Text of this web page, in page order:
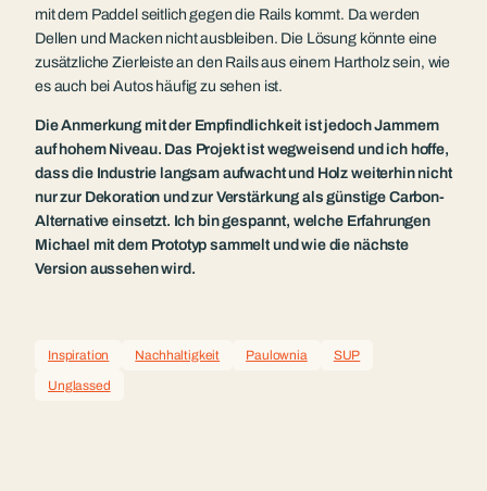
mit dem Paddel seitlich gegen die Rails kommt. Da werden
Dellen und Macken nicht ausbleiben. Die Lösung könnte eine
zusätzliche Zierleiste an den Rails aus einem Hartholz sein, wie
es auch bei Autos häufig zu sehen ist.
Die Anmerkung mit der Empfindlichkeit ist jedoch Jammern
auf hohem Niveau. Das Projekt ist wegweisend und ich hoffe,
dass die Industrie langsam aufwacht und Holz weiterhin nicht
nur zur Dekoration und zur Verstärkung als günstige Carbon-
Alternative einsetzt. Ich bin gespannt, welche Erfahrungen
Michael mit dem Prototyp sammelt und wie die nächste
Version aussehen wird.
Inspiration Nachhaltigkeit Paulownia
SUP
Unglassed